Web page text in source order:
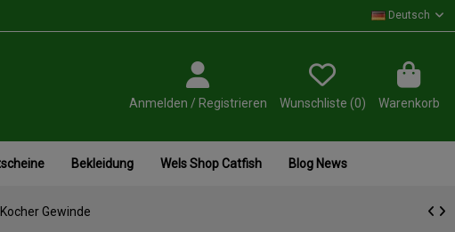
Deutsch
Anmelden / Registrieren Wunschliste (0) Warenkorb
Bekleidung Wels Shop Catfish Blog News
Gewinde